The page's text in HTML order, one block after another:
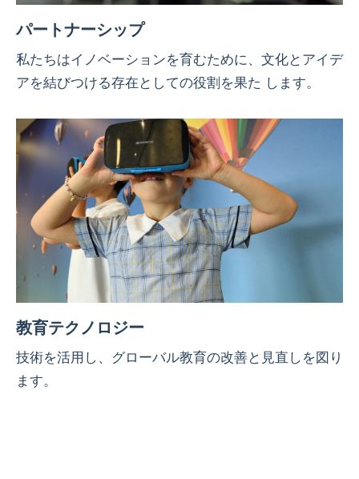
パートナーシップ
私たちはイノベーションを育むために、文化とアイデ
アを結びつける存在としての役割を果た します。
教育テクノロジー
技術を活用し、グローバル教育の改善と見直しを図り
ます。